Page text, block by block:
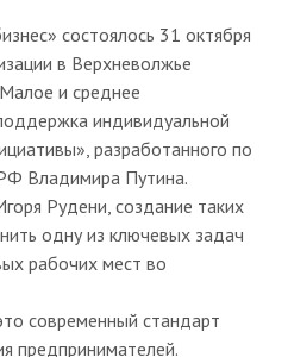
состоялось 31 октября
в Верхневолжье
и среднее
индивидуальной
разработанного по
Владимира Путина.
Рудени, создание таких
одну из ключевых задач
рабочих мест во
современный стандарт
предпринимателей.